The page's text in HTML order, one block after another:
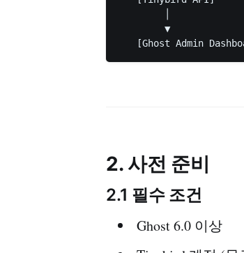
        ▼
2. 사전 준비
2.1 필수 조건
Ghost 6.0 이상